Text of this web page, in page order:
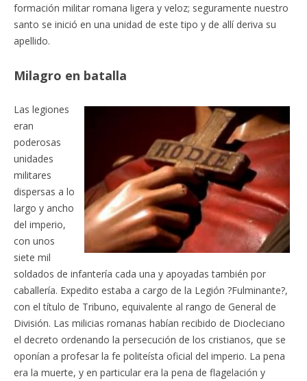
formación militar romana ligera y veloz; seguramente nuestro
santo se inició en una unidad de este tipo y de allí deriva su
apellido.
Milagro en batalla
Las legiones
eran
poderosas
unidades
militares
dispersas a lo
largo y ancho
del imperio,
con unos
siete mil
soldados de infantería cada una y apoyadas también por
caballería. Expedito estaba a cargo de la Legión ?Fulminante?,
con el título de Tribuno, equivalente al rango de General de
División. Las milicias romanas habían recibido de Diocleciano
el decreto ordenando la persecución de los cristianos, que se
oponían a profesar la fe politeísta oficial del imperio. La pena
era la muerte, y en particular era la pena de flagelación y